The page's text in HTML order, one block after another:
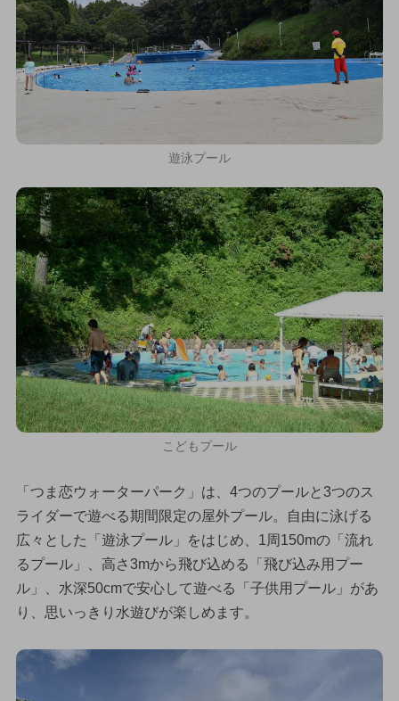
遊泳プール
こどもプール
「つま恋ウォーターパーク」は、4つのプールと3つのス
ライダーで遊べる期間限定の屋外プール。自由に泳げる
広々とした「遊泳プール」をはじめ、1周150mの「流れ
るプール」、高さ3mから飛び込める「飛び込み用プー
ル」、水深50cmで安心して遊べる「子供用プール」があ
り、思いっきり水遊びが楽しめます。